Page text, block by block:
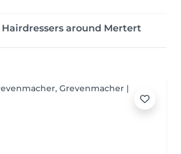
around Mertert